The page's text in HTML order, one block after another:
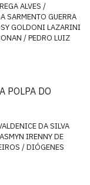
ALVES /
SARMENTO GUERRA
GOLDONI LAZARINI
/ PEDRO LUIZ
POLPA DO
DA SILVA
IRENNY DE
/ DIÓGENES